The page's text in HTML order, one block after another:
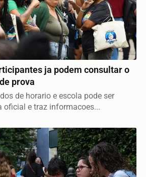
ja podem consultar o
prova
de horario e escola pode ser
oficial e traz informacoes...